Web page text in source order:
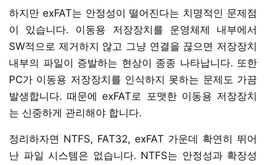
하지만 exFAT는 안정성이 떨어진다는 치명적인 문제점
이 있습니다. 이동용 저장장치를 운영체제 내부에서
SW적으로 제거하지 않고 그냥 연결을 끊으면 저장장치
내부의 파일이 증발하는 현상이 종종 나타납니다. 또한
PC가 이동용 저장장치를 인식하지 못하는 문제도 가끔
발생합니다. 때문에 exFAT로 포맷한 이동용 저장장치
는 신중하게 관리해야 합니다.
정리하자면 NTFS, FAT32, exFAT 가운데 확연히 뛰어
난 파일 시스템은 없습니다. NTFS는 안정성과 확장성